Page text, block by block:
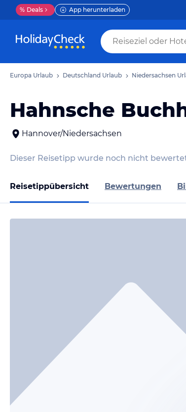
% Deals App herunterladen
Europa Urlaub Deutschland Urlaub Niedersachsen
Hahnsche
Hannover/Niedersachsen
Dieser Reisetipp wurde noch nicht
Reisetippübersicht Bewertungen